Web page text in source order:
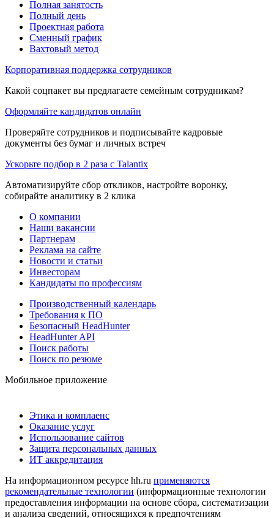
Полная занятость
Полный день
Проектная работа
Сменный график
Вахтовый метод
Корпоративная поддержка сотрудников
Какой соцпакет вы предлагаете семейным сотрудникам?
Оформляйте кандидатов онлайн
Проверяйте сотрудников и подписывайте кадровые
документы без бумаг и личных встреч
Ускорьте подбор в 2 раза с Talantix
Автоматизируйте сбор откликов, настройте воронку,
собирайте аналитику в 2 клика
О компании
Наши вакансии
Партнерам
Реклама на сайте
Новости и статьи
Инвесторам
Кандидаты по профессиям
Производственный календарь
Требования к ПО
Безопасный HeadHunter
HeadHunter API
Поиск работы
Поиск по резюме
Мобильное приложение
Этика и комплаенс
Оказание услуг
Использование сайтов
Защита персональных данных
ИТ аккредитация
На информационном ресурсе hh.ru применяются
рекомендательные технологии (информационные технологии
предоставления информации на основе сбора, систематизации
и анализа сведений, относящихся к предпочтениям